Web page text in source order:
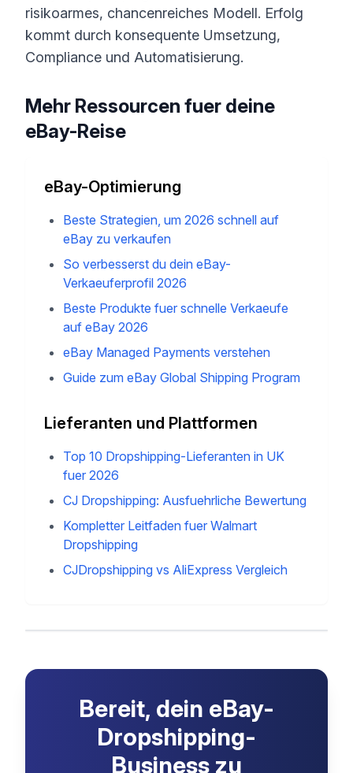
risikoarmes, chancenreiches Modell. Erfolg
kommt durch konsequente Umsetzung,
Compliance und Automatisierung.
Mehr Ressourcen fuer deine
eBay-Reise
eBay-Optimierung
Beste Strategien, um 2026 schnell auf
eBay zu verkaufen
So verbesserst du dein eBay-
Verkaeuferprofil 2026
Beste Produkte fuer schnelle Verkaeufe
auf eBay 2026
eBay Managed Payments verstehen
Guide zum eBay Global Shipping Program
Lieferanten und Plattformen
Top 10 Dropshipping-Lieferanten in UK
fuer 2026
CJ Dropshipping: Ausfuehrliche Bewertung
Kompletter Leitfaden fuer Walmart
Dropshipping
CJDropshipping vs AliExpress Vergleich